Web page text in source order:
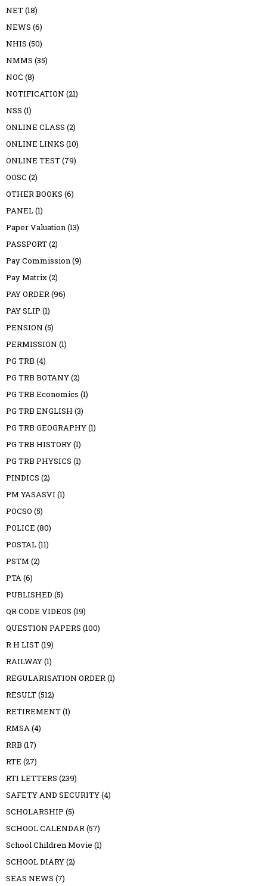
NET(18)
NEWS (6)
NHIS (50)
NMMS (35)
NOC (8)
NOTIFICATION (21)
NSS (1)
ONLINE CLASS (2)
ONLINE LINKS (10)
ONLINE TEST(79)
OOSC (2)
OTHER BOOKS (6)
PANEL(1)
Paper Valuation(13)
PASSPORT(2)
Pay Commission(9)
Pay Matrix(2)
PAY ORDER(96)
PAY SLIP (1)
PENSION (5)
PERMISSION (1)
PG TRB (4)
PG TRB BOTANY(2)
PG TRB Economics (1)
PG TRB ENGLISH (3)
PG TRB GEOGRAPHY(1)
PG TRB HISTORY(1)
PG TRB PHYSICS (1)
PINDICS (2)
PM YASASVI (1)
POCSO (5)
POLICE (80)
POSTAL(11)
PSTM (2)
PTA(6)
PUBLISHED (5)
QR CODE VIDEOS (19)
QUESTION PAPERS (100)
R H LIST(19)
RAILWAY(1)
REGULARISATION ORDER(1)
RESULT(512)
RETIREMENT(1)
RMSA(4)
RRB (17)
RTE (27)
RTI LETTERS (239)
SAFETY AND SECURITY(4)
SCHOLARSHIP (5)
SCHOOL CALENDAR(57)
School Children Movie (1)
SCHOOL DIARY(2)
SEAS NEWS (7)